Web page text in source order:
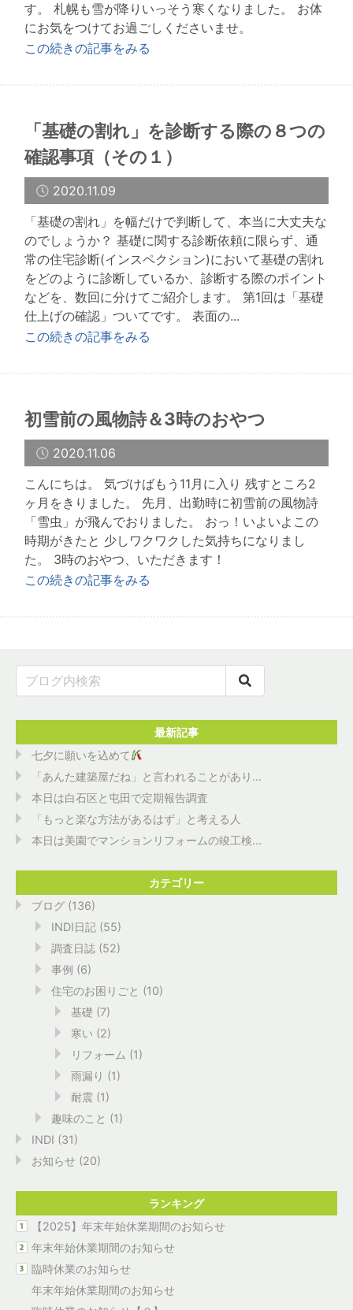
す。 札幌も雪が降りいっそう寒くなりました。 お体
にお気をつけてお過ごしくださいませ。
この続きの記事をみる
「基礎の割れ」を診断する際の８つの
確認事項（その１）
2020.11.09
「基礎の割れ」を幅だけで判断して、本当に大丈夫な
のでしょうか？ 基礎に関する診断依頼に限らず、通
常の住宅診断(インスペクション)において基礎の割れ
をどのように診断しているか、診断する際のポイント
などを、数回に分けてご紹介します。 第1回は「基礎
仕上げの確認」ついてです。 表面の...
この続きの記事をみる
初雪前の風物詩＆3時のおやつ
2020.11.06
こんにちは。 気づけばもう11月に入り 残すところ2
ヶ月をきりました。 先月、出勤時に初雪前の風物詩
「雪虫」が飛んでおりました。 おっ！いよいよこの
時期がきたと 少しワクワクした気持ちになりまし
た。 3時のおやつ、いただきます！
この続きの記事をみる
最新記事
七夕に願いを込めて
「あんた建築屋だね」と言われることがあり...
本日は白石区と屯田で定期報告調査
「もっと楽な方法があるはず」と考える人
本日は美園でマンションリフォームの竣工検...
カテゴリー
ブログ (136)
INDI日記 (55)
調査日誌 (52)
事例 (6)
住宅のお困りごと (10)
基礎 (7)
寒い (2)
リフォーム (1)
雨漏り (1)
耐震 (1)
趣味のこと (1)
INDI (31)
お知らせ (20)
ランキング
【2025】年末年始休業期間のお知らせ
年末年始休業期間のお知らせ
臨時休業のお知らせ
年末年始休業期間のお知らせ